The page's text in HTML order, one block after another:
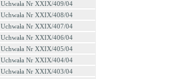
Uchwała Nr XXIX/409/04
Uchwała Nr XXIX/408/04
Uchwała Nr XXIX/407/04
Uchwała Nr XXIX/406/04
Uchwała Nr XXIX/405/04
Uchwała Nr XXIX/404/04
Uchwała Nr XXIX/403/04